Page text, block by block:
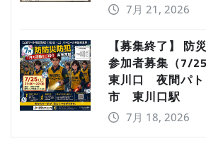
7月 21, 2026
【募集終了】 防
参加者募集（7/
東川口 夜間パ
市 東川口駅
7月 18, 2026